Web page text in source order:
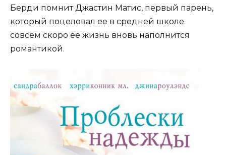
Берди помнит Джастин Матис, первый парень,
который поцеловал ее в средней школе.
совсем скоро ее жизнь вновь наполнится
романтикой.